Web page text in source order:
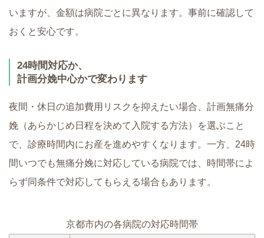
いますが、金額は病院ごとに異なります。事前に確認して
おくと安心です。
24時間対応か、
計画分娩中心かで変わります
夜間・休日の追加費用リスクを抑えたい場合、計画無痛分
娩（あらかじめ日程を決めて入院する方法）を選ぶこと
で、診療時間内にお産を進めやすくなります。一方、24時
間いつでも無痛分娩に対応している病院では、時間帯によ
らず同条件で対応してもらえる場合もあります。
京都市内の各病院の対応時間帯